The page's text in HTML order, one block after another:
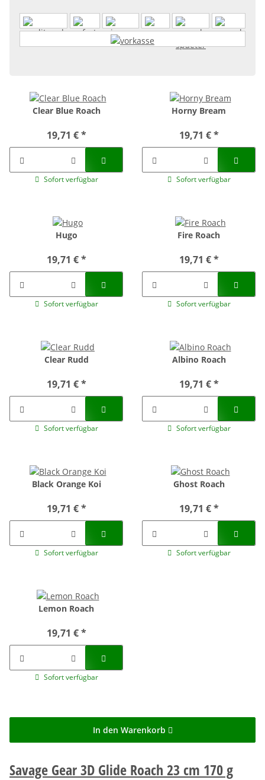
Clear Blue Roach
19,71 €*
Sofort verfügbar
Horny Bream
19,71 €*
Sofort verfügbar
Hugo
19,71 €*
Sofort verfügbar
Fire Roach
19,71 €*
Sofort verfügbar
Clear Rudd
19,71 €*
Sofort verfügbar
Albino Roach
19,71 €*
Sofort verfügbar
Black Orange Koi
19,71 €*
Sofort verfügbar
Ghost Roach
19,71 €*
Sofort verfügbar
Lemon Roach
19,71 €*
Sofort verfügbar
In den Warenkorb
Savage Gear 3D Glide Roach 23 cm 170 g